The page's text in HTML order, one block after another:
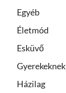
Egyéb
Életmód
Esküvő
Gyerekeknek
Házilag